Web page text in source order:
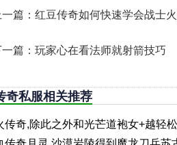
一篇： 红豆传奇如何快速学会战士
篇： 玩家心在看法师就射箭技巧
奇私服相关推荐
传奇,除此之外和光芒道袍女+越轻松